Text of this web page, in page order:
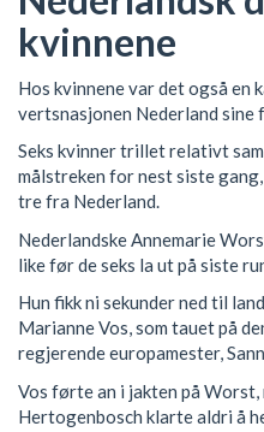
kvinnene
Hos kvinnene var det også en
vertsnasjonen Nederland sine
Seks kvinner trillet relativt
målstreken for nest siste
tre fra Nederland.
Nederlandske Annemarie
like før de seks la ut på siste
Hun fikk ni sekunder ned til
Marianne Vos, som tauet på
regjerende europamester,
Vos førte an i jakten på Worst,
Hertogenbosch klarte aldri å